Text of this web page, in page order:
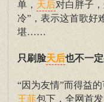
单， 天后对白胖子
冷”，表示这首歌好
堪……
只刷脸天后也不一
“因为友情”而得益
王菲包下，全网首